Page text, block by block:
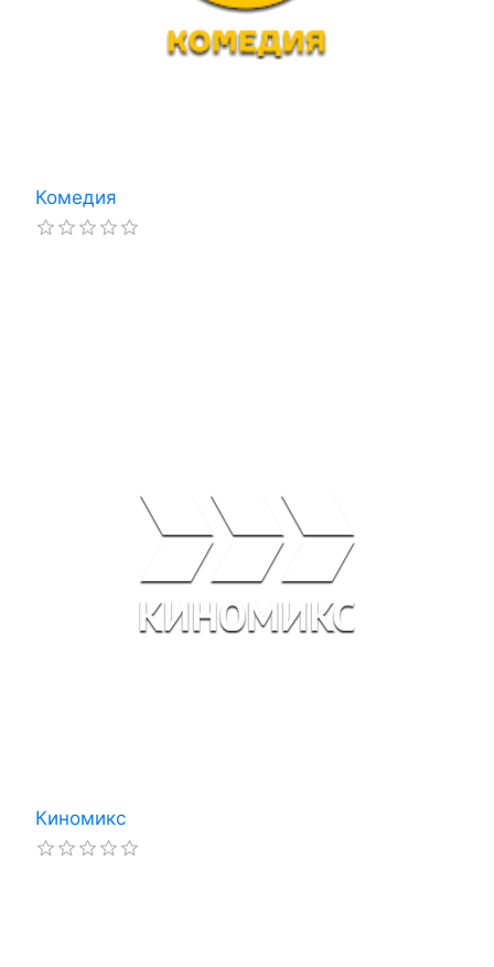
Комедия
Киномикс